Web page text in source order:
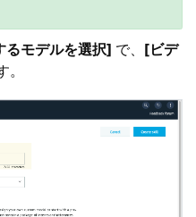
るモデルを選択] で、 [ビデ